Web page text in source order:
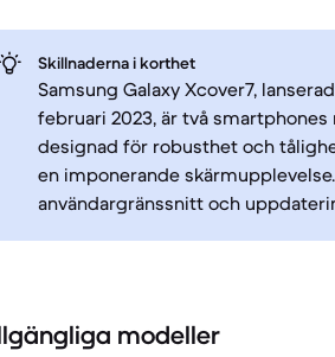
Skillnaderna i korthet
Samsung Galaxy Xcover7,
februari 2023, är två
designad för robusthet och
en imponerande
användargränssnitt och
modeller